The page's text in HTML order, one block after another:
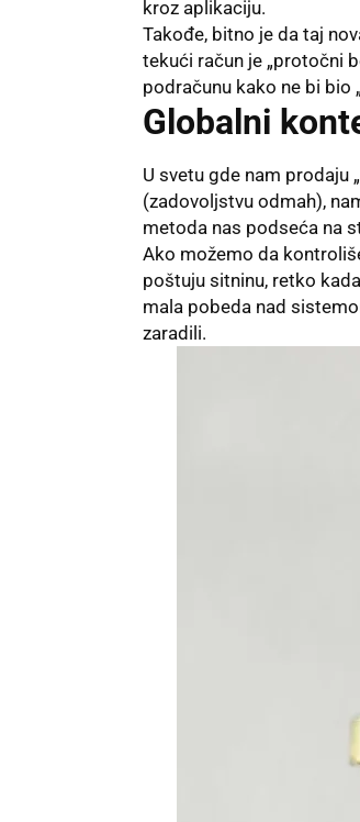
kroz aplikaciju.
Takođe, bitno je da taj
tekući račun je „protočni
podračunu kako ne bi bio
Globalni
U svetu gde nam prodaju
(zadovoljstvu odmah),
metoda nas podseća na
Ako možemo da
poštuju sitninu, retko
mala pobeda nad
zaradili.